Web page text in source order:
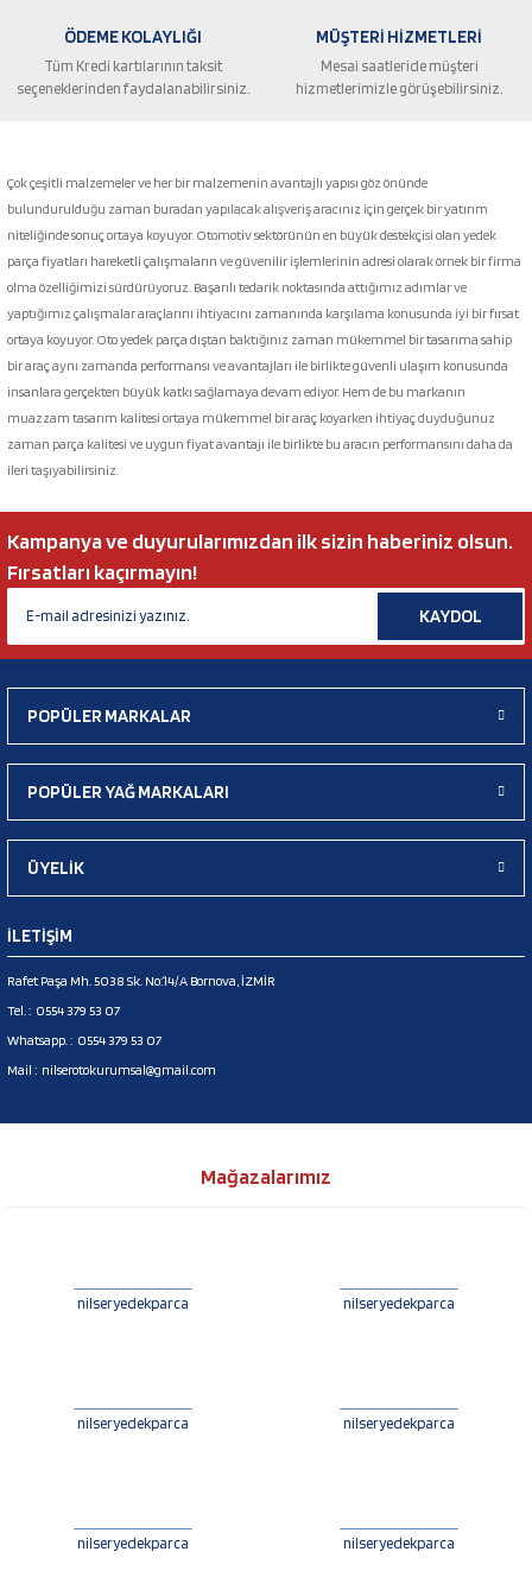
Gönder
ÖDEME KOLAYLIĞI
Tüm Kredi kartılarının taksit
seçeneklerinden faydalanabilirsiniz.
MÜŞTERİ HİZMETLERİ
Mesai saatleride müşteri
hizmetlerimizle görüşebilirsiniz.
Çok çeşitli malzemeler ve her bir malzemenin avantajlı yapısı göz önünde
bulundurulduğu zaman buradan yapılacak alışveriş aracınız için gerçek bir yatırım
niteliğinde sonuç ortaya koyuyor. Otomotiv sektörünün en büyük destekçisi olan yedek
parça fiyatları hareketli çalışmaların ve güvenilir işlemlerinin adresi olarak örnek bir firma
olma özelliğimizi sürdürüyoruz. Başarılı tedarik noktasında attığımız adımlar ve
yaptığımız çalışmalar araçlarını ihtiyacını zamanında karşılama konusunda iyi bir fırsat
ortaya koyuyor. Oto yedek parça dıştan baktığınız zaman mükemmel bir tasarıma sahip
bir araç aynı zamanda performansı ve avantajları ile birlikte güvenli ulaşım konusunda
insanlara gerçekten büyük katkı sağlamaya devam ediyor. Hem de bu markanın
muazzam tasarım kalitesi ortaya mükemmel bir araç koyarken ihtiyaç duyduğunuz
zaman parça kalitesi ve uygun fiyat avantajı ile birlikte bu aracın performansını daha da
ileri taşıyabilirsiniz.
Kampanya ve duyurularımızdan ilk sizin haberiniz olsun.
Fırsatları kaçırmayın!
KAYDOL
POPÜLER MARKALAR
POPÜLER YAĞ MARKALARI
ÜYELİK
İLETİŞİM
Rafet Paşa Mh. 5038 Sk. No:14/A Bornova, İZMİR
Tel. : 0554 379 53 07
Whatsapp. : 0554 379 53 07
Mail : nilserotokurumsal@gmail.com
Mağazalarımız
nilseryedekparca nilseryedekparca
nilseryedekparca nilseryedekparca
nilseryedekparca nilseryedekparca